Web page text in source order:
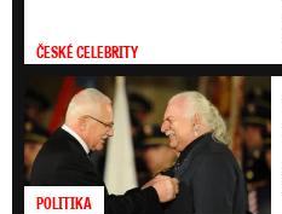
ČESKÉ CELEBRITY
POLITIKA